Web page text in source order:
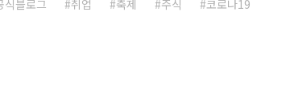
식블로그 취업 축제 주식
코로나19